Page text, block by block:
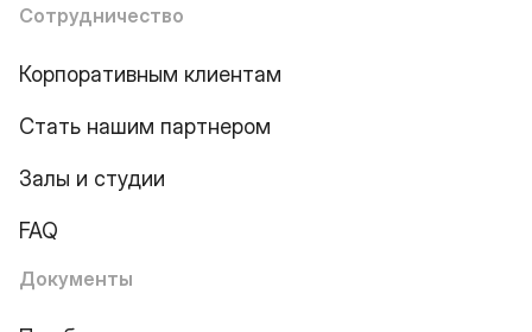
Сотрудничество
Корпоративным клиентам
Стать нашим партнером
Залы и студии
FAQ
Документы